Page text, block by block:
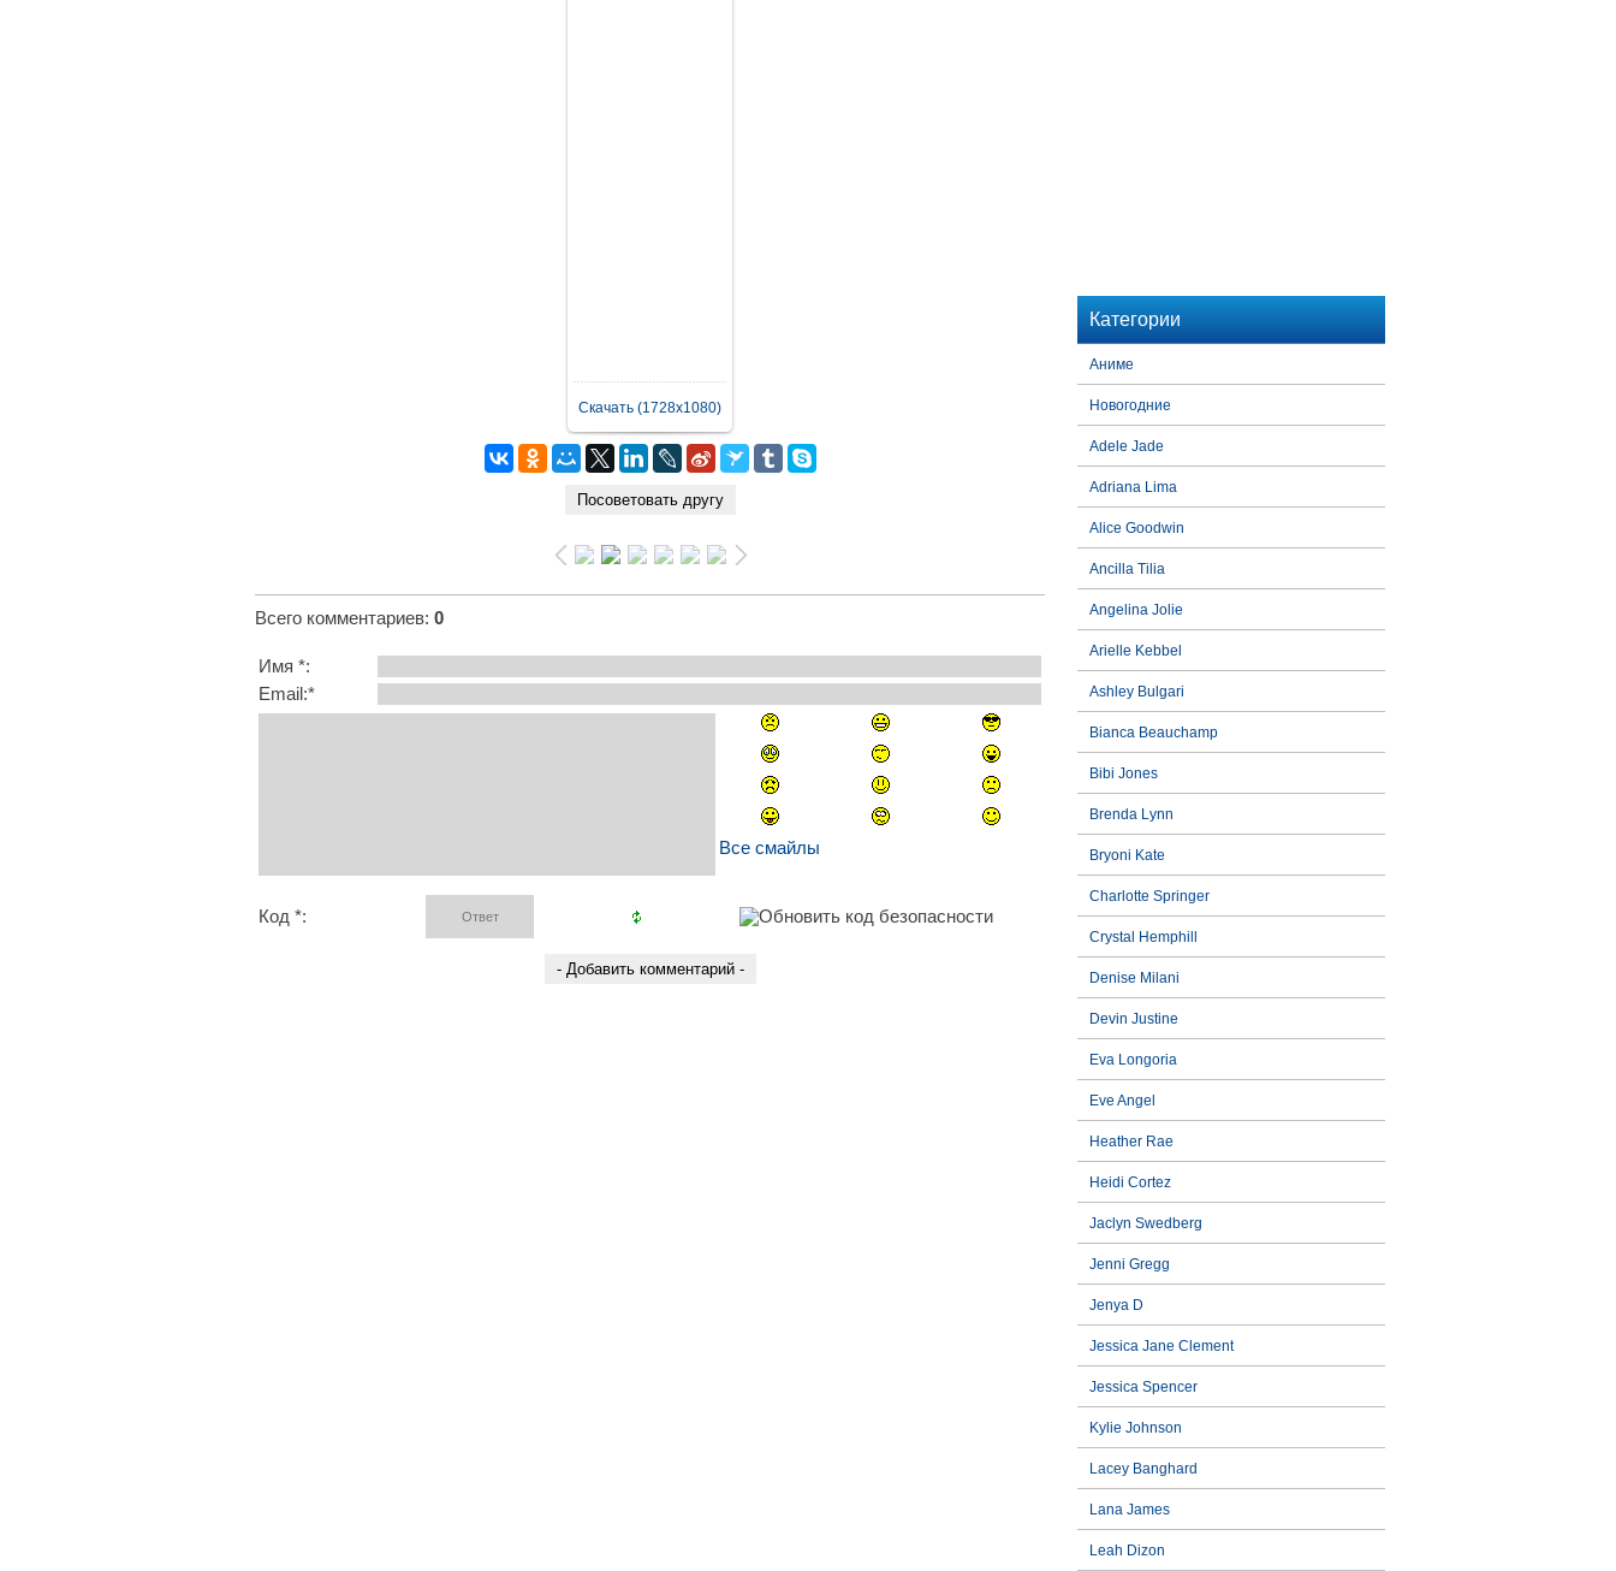
Скачать (1728x1080)
Всего комментариев: 0
Имя *:
Email:*
Все смайлы
Код *:
Категории
Аниме
Новогодние
Adele Jade
Adriana Lima
Alice Goodwin
Ancilla Tilia
Angelina Jolie
Arielle Kebbel
Ashley Bulgari
Bianca Beauchamp
Bibi Jones
Brenda Lynn
Bryoni Kate
Charlotte Springer
Crystal Hemphill
Denise Milani
Devin Justine
Eva Longoria
Eve Angel
Heather Rae
Heidi Cortez
Jaclyn Swedberg
Jenni Gregg
Jenya D
Jessica Jane Clement
Jessica Spencer
Kylie Johnson
Lacey Banghard
Lana James
Leah Dizon